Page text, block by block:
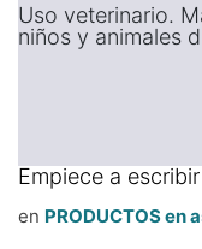
Uso veterinario.
niños y animales
Empiece a
en PRODUCTOS en